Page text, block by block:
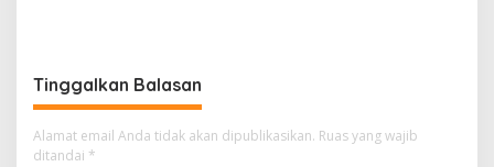
Tinggalkan Balasan
Alamat email Anda tidak akan dipublikasikan. Ruas yang wajib
ditandai *